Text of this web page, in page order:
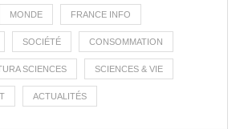
MONDE FRANCE INFO
SOCIÉTÉ CONSOMMATION
SCIENCES SCIENCES & VIE
ACTUALITÉS